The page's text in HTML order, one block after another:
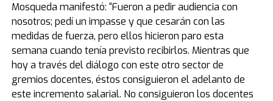
Mosqueda manifestó: “Fueron a pedir audiencia con
nosotros; pedí un impasse y que cesarán con las
medidas de fuerza, pero ellos hicieron paro esta
semana cuando tenía previsto recibirlos. Mientras que
hoy a través del diálogo con este otro sector de
gremios docentes, éstos consiguieron el adelanto de
este incremento salarial. No consiguieron los docentes